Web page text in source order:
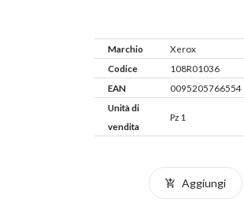
Marchio
Xerox
Codice
108R01036
EAN
0095205766554
Unità di
vendita
Pz 1
Aggiungi